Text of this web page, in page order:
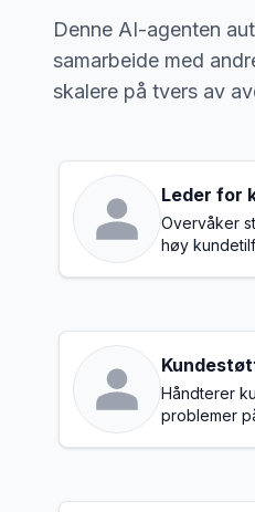
Denne AI-agenten
samarbeide med
skalere på tvers av
Leder for
Overvåker
høy
Håndterer
problemer